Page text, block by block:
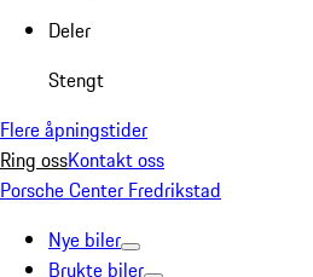
Deler
Stengt
Flere åpningstider
Ring ossKontakt oss
Porsche Center Fredrikstad
Nye biler
Brukte biler